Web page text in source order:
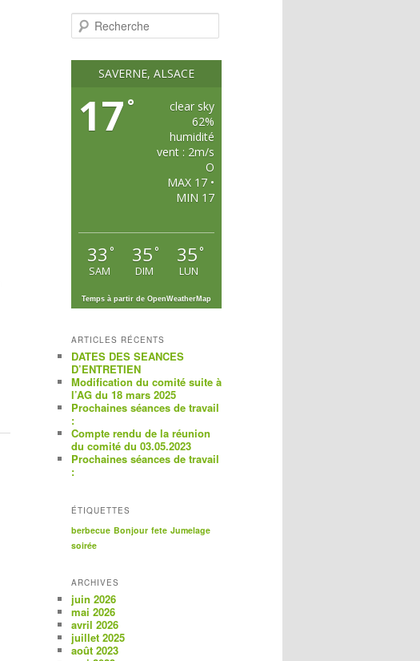
c
SAVERNE, ALSACE
17 °
clear sky
62%
humidité
vent : 2m/s
O
MAX 17 •
MIN 17
33 °
SAM
35 °
DIM
35 °
LUN
Temps à partir de OpenWeatherMap
ARTICLES RÉCENTS
DATES DES SEANCES
D’ENTRETIEN
Modification du comité suite à
l’AG du 18 mars 2025
Prochaines séances de travail
:
Compte rendu de la réunion
du comité du 03.05.2023
Prochaines séances de travail
:
ÉTIQUETTES
berbecue Bonjour fete Jumelage
soirée
ARCHIVES
juin 2026
mai 2026
avril 2026
juillet 2025
août 2023